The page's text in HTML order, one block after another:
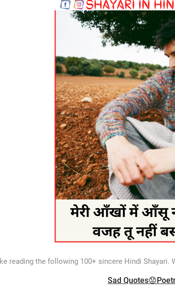
reading the following 100+ sincere Hindi
Sad